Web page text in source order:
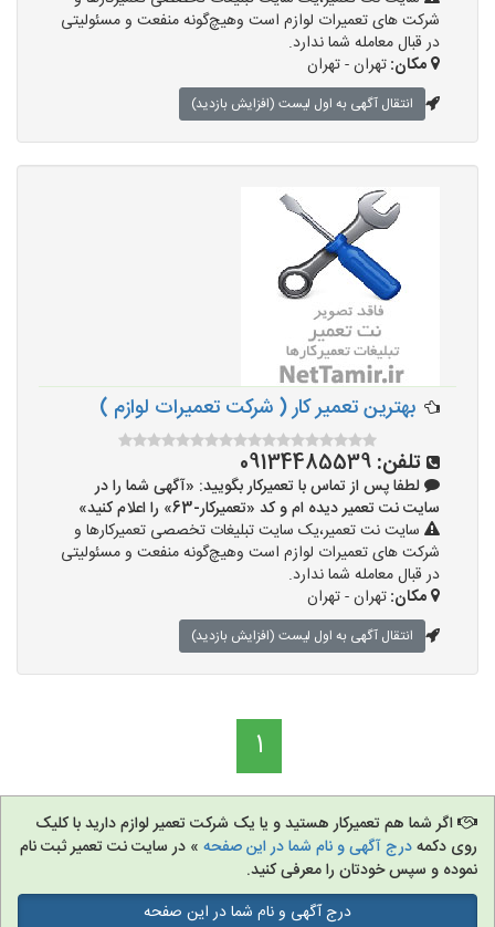
شرکت های تعمیرات لوازم است وهیچ‌گونه منفعت و مسئولیتی
در قبال معامله شما ندارد.
مکان:تهران - تهران
انتقال آگهی به اول لیست (افزایش بازدید)
بهترین تعمیر کار ( شرکت تعمیرات لوازم )
تلفن: 09134485539
لطفا پس از تماس با تعمیرکار بگویید: «آگهی شما را در
سایت نت تعمیر دیده ام و کد «تعمیرکار-63» را اعلام کنید»
سایت نت تعمیر،یک سایت تبلیغات تخصصی تعمیرکارها و
شرکت های تعمیرات لوازم است وهیچ‌گونه منفعت و مسئولیتی
در قبال معامله شما ندارد.
مکان:تهران - تهران
انتقال آگهی به اول لیست (افزایش بازدید)
1
اگر شما هم تعمیرکار هستید و یا یک شرکت تعمیر لوازم دارید با کلیک
روی دکمهدرج آگهی و نام شما در این صفحه » در سایت نت تعمیر ثبت نام
نموده و سپس خودتان را معرفی کنید.
درج آگهی و نام شما در این صفحه